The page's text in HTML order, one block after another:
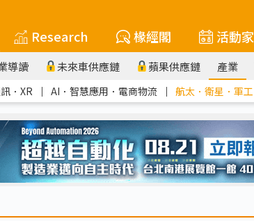
Research 椽經閣 活動家
導讀 未來車供應鏈 蘋果供應鏈 產業
．XR ｜ AI．智慧應用．電商物流 ｜ 航太．衛星．軍工